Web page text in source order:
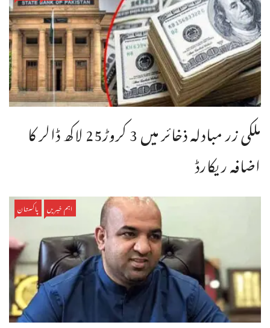
ملکی زر مبادلہ ذخائر میں 3 کروڑ25 لاکھ ڈالر کا
اضافہ ریکارڈ
اہم خبریں پاکستان